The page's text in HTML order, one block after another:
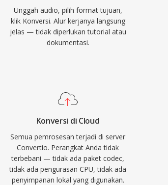
Unggah audio, pilih format tujuan,
klik Konversi. Alur kerjanya langsung
jelas — tidak diperlukan tutorial atau
dokumentasi.
Konversi di Cloud
Semua pemrosesan terjadi di server
Convertio. Perangkat Anda tidak
terbebani — tidak ada paket codec,
tidak ada pengurasan CPU, tidak ada
penyimpanan lokal yang digunakan.